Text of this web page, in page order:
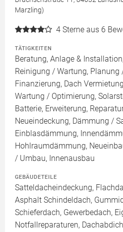
Marzling)
4 Sterne aus 6
TÄTIGKEITEN
Beratung, Anlage &
Reinigung / Wartung, Planung
Finanzierung, Dach
Wartung / Optimierung,
Batterie, Erweiterung,
Neueindeckung, Dämmung /
Einblasdämmung,
Hohlraumdämmung,
/ Umbau, Innenausbau
GEBÄUDETEILE
Satteldacheindeckung,
Asphalt Schindeldach,
Schieferdach, Gewerbedach,
Notfallreparaturen,